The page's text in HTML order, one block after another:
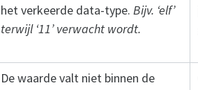
het verkeerde data-type.Bijv. ‘elf’
terwijl ‘11’ verwacht wordt.
De waarde valt niet binnen de